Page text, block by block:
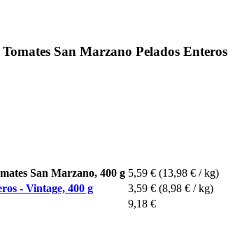
San Marzano Pelados
San Marzano, 400 g 5,59 € (13,98 € / kg)
- Vintage, 400 g
3,59 € (8,98 € / kg)
9,18 €